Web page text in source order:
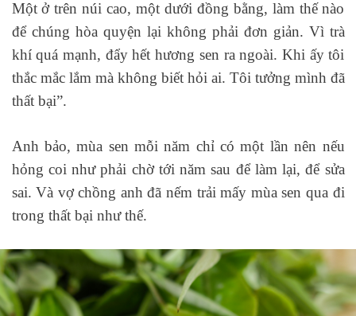
Một ở trên núi cao, một dưới đồng bằng, làm thế nào
để chúng hòa quyện lại không phải đơn giản. Vì trà
khí quá mạnh, đẩy hết hương sen ra ngoài. Khi ấy tôi
thắc mắc lắm mà không biết hỏi ai. Tôi tưởng mình đã
thất bại”.
Anh bảo, mùa sen mỗi năm chỉ có một lần nên nếu
hỏng coi như phải chờ tới năm sau để làm lại, để sửa
sai. Và vợ chồng anh đã nếm trải mấy mùa sen qua đi
trong thất bại như thế.